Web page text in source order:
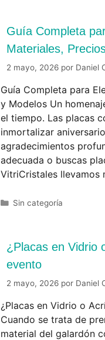
Guía Completa
Materiales,
2 mayo, 2026 por Daniel
Guía Completa para
y Modelos Un
el tiempo. Las placas
inmortalizar
agradecimientos
adecuada o buscas
VitriCristales llevamos
Sin categoría
¿Placas en Vidrio
evento
2 mayo, 2026 por Daniel
¿Placas en Vidrio o
Cuando se trata de
material del galardón